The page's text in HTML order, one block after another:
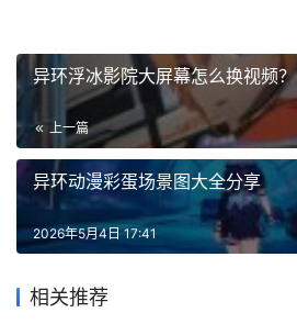
异环浮冰影院大屏幕怎么换视频？
上一篇
异环动漫彩蛋场景图大全分享
2026年5月4日 17:41
相关推荐